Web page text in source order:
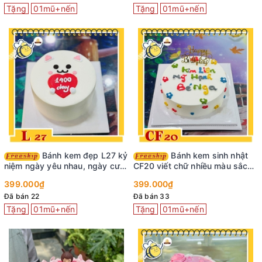
Tặng 01mũ+nến Tặng 01mũ+nến
Bánh kem đẹp L27 kỷ
niệm ngày yêu nhau, ngày cưới
399.000₫
Đã bán 22
Tặng 01mũ+nến
CF20 viết chữ nhiều màu sắc
399.000₫
Đã bán 33
Tặng 01mũ+nến